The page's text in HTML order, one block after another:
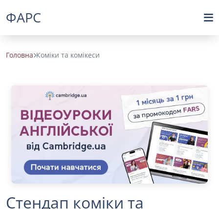
ФАРС
Головна Коміки та комікеси
Стендап коміки та